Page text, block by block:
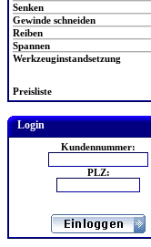
Senken
Gewinde schneiden
Reiben
Spannen
Werkzeuginstandsetzung
Preisliste
Login
Kundennummer:
PLZ: